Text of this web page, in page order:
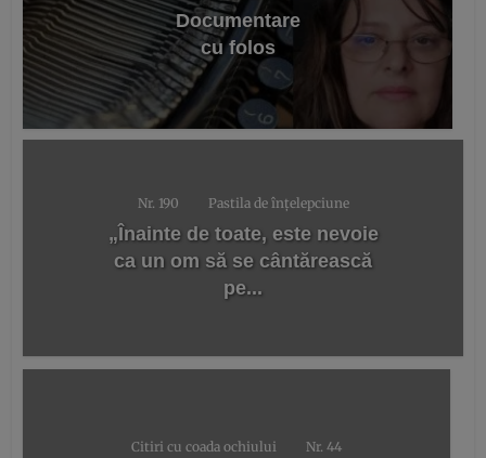
Documentare
cu folos
Nr. 190 Pastila de înțelepciune
„Înainte de toate, este nevoie
ca un om să se cântărească
pe...
Citiri cu coada ochiului Nr. 44